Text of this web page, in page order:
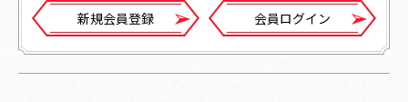
新規会員登録 会員ログイン